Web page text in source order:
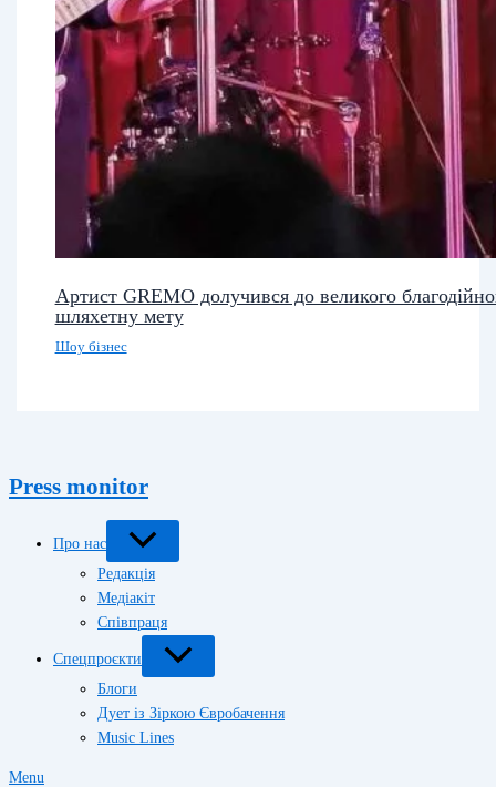
Артист GREMO долучився до великого
шляхетну мету
Шоу бізнес
Press monitor
Про нас
Редакція
Медіакіт
Співпраця
Спецпроєкти
Блоги
Дует із Зіркою Євробачення
Music Lines
Menu